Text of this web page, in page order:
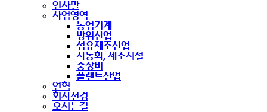
인사말
사업영역
농업기계
방위산업
섬유제조산업
자동화, 제조시설
중장비
플랜트산업
연혁
회사전경
오시는길